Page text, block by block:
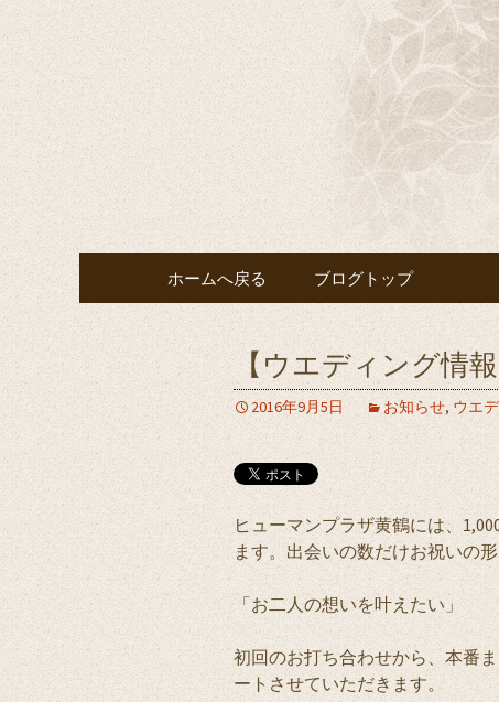
千葉の宴
鶴」へ
千葉の宴会・結婚式・披
コンテンツへ移動
ホームへ戻る ブログトップ
【ウエディング情
2016年9月5日 お知らせ, ウエ
ヒューマンプラザ黄鶴には、
ます。出会いの数だけお祝いの
「お二人の想いを叶えたい」
初回のお打ち合わせから、本番
ートさせていただきます。